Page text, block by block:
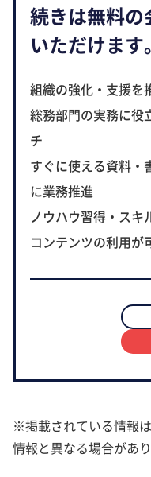
続きは無料
いただけます。
組織の強化・支援を
総務部門の実務に役
チ
すぐに使える資料・
に業務推進
ノウハウ習得・スキ
コンテンツの利用が
※掲載されている情報
情報と異なる場合があり